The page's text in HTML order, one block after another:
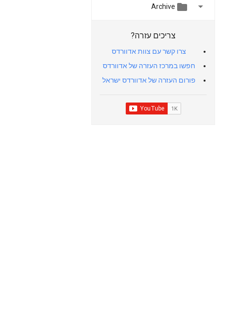

Archive 
צריכים עזרה?
צרו קשר עם צוות אדוורדס
חפשו במרכז העזרה של אדוורדס
פורום העזרה של אדוורדס ישראל